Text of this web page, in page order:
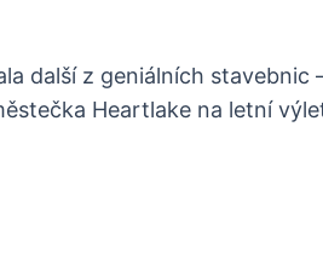
další z geniálních stavebnic
Heartlake na letní